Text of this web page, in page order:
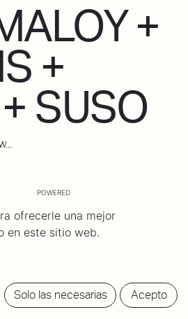
+
+
SUSO
POWERED
ofrecerle una mejor
en este sitio web.
Solo las necesarias Acepto